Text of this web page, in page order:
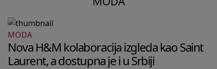
MODA
Nova H&M kolaboracija izgleda kao Saint
Laurent, a dostupna je i u Srbiji